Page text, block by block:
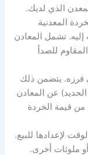
الذي لديك.
المعدنية
إليه. تشمل المعادن
للصدأ
فرزه. يتضمن ذلك
عن المعادن
من قيمة الخردة
لإعدادها للبيع.
ملوثات أخرى.